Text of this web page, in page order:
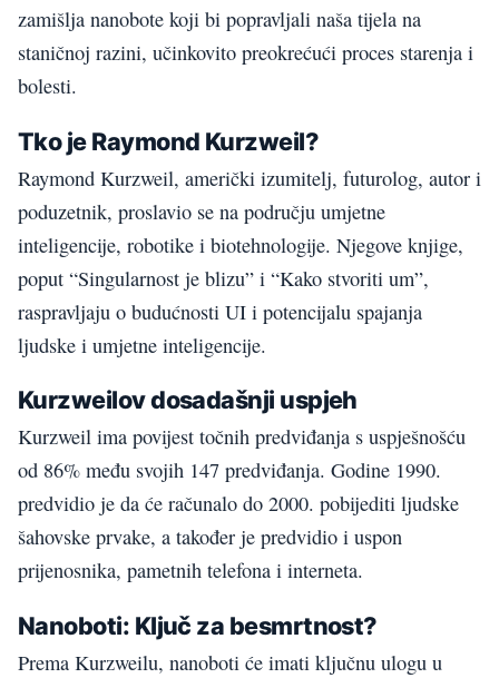
zamišlja nanobote koji bi popravljali naša tijela na
staničnoj razini, učinkovito preokrećući proces starenja i
bolesti.
Tko je Raymond Kurzweil?
Raymond Kurzweil, američki izumitelj, futurolog, autor i
poduzetnik, proslavio se na području umjetne
inteligencije, robotike i biotehnologije. Njegove knjige,
poput “Singularnost je blizu” i “Kako stvoriti um”,
raspravljaju o budućnosti UI i potencijalu spajanja
ljudske i umjetne inteligencije.
Kurzweilov dosadašnji uspjeh
Kurzweil ima povijest točnih predviđanja s uspješnošću
od 86% među svojih 147 predviđanja. Godine 1990.
predvidio je da će računalo do 2000. pobijediti ljudske
šahovske prvake, a također je predvidio i uspon
prijenosnika, pametnih telefona i interneta.
Nanoboti: Ključ za besmrtnost?
Prema Kurzweilu, nanoboti će imati ključnu ulogu u